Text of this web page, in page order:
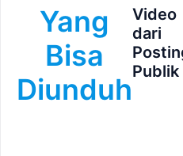
Yang
Bisa
Diunduh
Video
dari
Publik